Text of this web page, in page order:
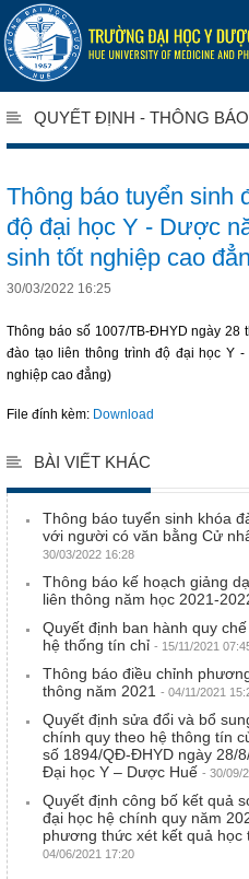
QUYẾT ĐỊNH - THÔNG
Thông báo tuyển sinh
độ đại học Y - Dược
sinh tốt nghiệp cao
30/03/2022 16:25
Thông báo số 1007/TB-ĐHYD ngày 28
đào tạo liên thông trình độ đại học Y
nghiệp cao đẳng)
File đính kèm: Download
BÀI VIẾT KHÁC
Thông báo tuyển sinh khóa
với người có văn bằng Cử
30/03/2022 16:28
Thông báo kế hoạch giảng
liên thông năm học 2021-
Quyết định ban hành quy
hệ thống tín chỉ - 15/11/2021
Thông báo điều chỉnh
thông năm 2021 - 04/11/2021
Quyết định sửa đổi và bổ
chính quy theo hệ thông tín
số 1894/QĐ-ĐHYD ngày 28/
Đại học Y – Dược Huế - 30/09/
Quyết định công bố kết quả
đại học hệ chính quy năm
phương thức xét kết quả học
04/06/2021 17:20